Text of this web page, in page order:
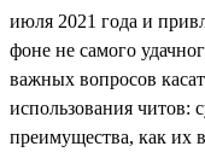
июля 2021 года и
фоне не самого
важных вопросов
использования читов:
преимущества, как их